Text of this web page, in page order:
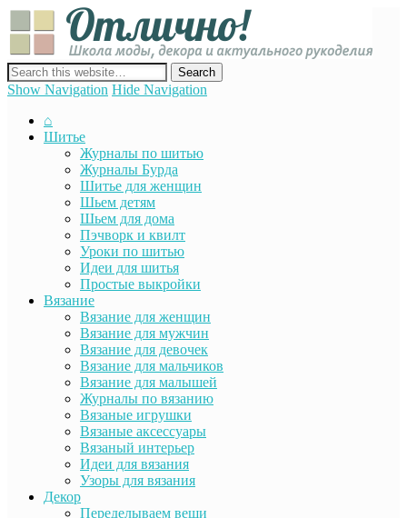
сайт о декоре, дизайне и моде, вязании, шитье и других видах
рукоделия
Show Navigation Hide Navigation
⌂
Шитье
Журналы по шитью
Журналы Бурда
Шитье для женщин
Шьем детям
Шьем для дома
Пэчворк и квилт
Уроки по шитью
Идеи для шитья
Простые выкройки
Вязание
Вязание для женщин
Вязание для мужчин
Вязание для девочек
Вязание для мальчиков
Вязание для малышей
Журналы по вязанию
Вязаные игрушки
Вязаные аксессуары
Вязаный интерьер
Идеи для вязания
Узоры для вязания
Декор
Переделываем вещи